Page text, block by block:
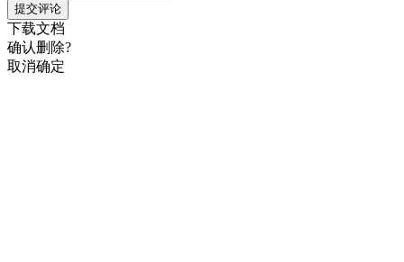
提交评论
下载文档
确认删除?
取消确定